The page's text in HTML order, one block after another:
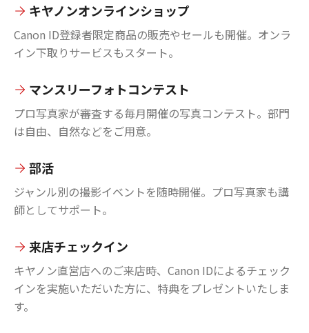
キヤノンオンラインショップ
Canon ID登録者限定商品の販売やセールも開催。オンラ
イン下取りサービスもスタート。
マンスリーフォトコンテスト
プロ写真家が審査する毎月開催の写真コンテスト。部門
は自由、自然などをご用意。
部活
ジャンル別の撮影イベントを随時開催。プロ写真家も講
師としてサポート。
来店チェックイン
キヤノン直営店へのご来店時、Canon IDによるチェック
インを実施いただいた方に、特典をプレゼントいたしま
す。